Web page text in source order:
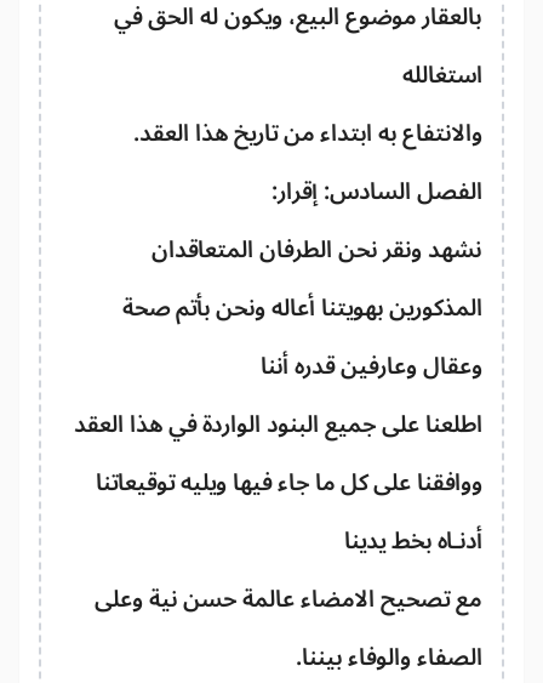
موضوع البيع، ويكون له الحق في
به ابتداء من تاريخ هذا العقد.
السادس: إقرار:
ونقر نحن الطرفان المتعاقدان
بهويتنا أعاله ونحن بأتم صحة
وعارفين قدره أننا
على جميع البنود الواردة في هذا العقد
على كل ما جاء فيها ويليه توقيعاتنا
بخط يدينا
تصحيح الامضاء عالمة حسن نية وعلى
والوفاء بيننا.